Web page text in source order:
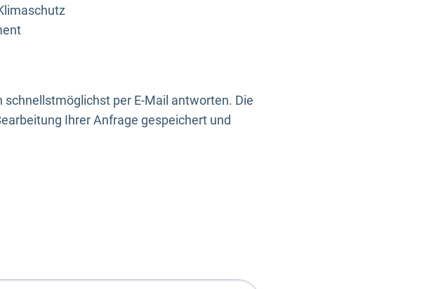
per E-Mail antworten. Die
Ihrer Anfrage gespeichert und